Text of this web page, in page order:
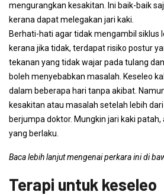
mengurangkan kesakitan. Ini baik-baik
kerana dapat melegakan jari kaki.
Berhati-hati agar tidak mengambil siklus
kerana jika tidak, terdapat risiko postur
tekanan yang tidak wajar pada tulang
boleh menyebabkan masalah. Keseleo
dalam beberapa hari tanpa akibat.
kesakitan atau masalah setelah lebih
berjumpa doktor. Mungkin jari kaki
yang berlaku.
Baca lebih lanjut mengenai perkara ini di
Terapi untuk keseleo